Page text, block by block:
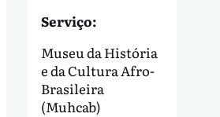
Serviço:
Museu da História
e da Cultura Afro-
Brasileira
(Muhcab)